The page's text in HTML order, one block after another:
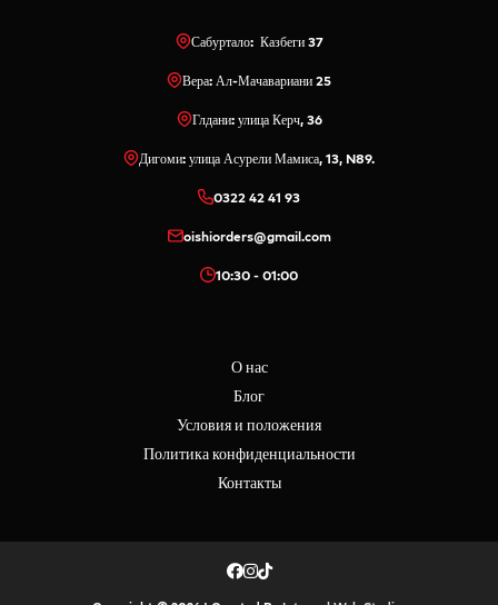
Сабуртало: Казбеги 37
Вера: Ал-Мачавариани 25
Глдани: улица Керч, 36
Дигоми: улица Асурели Мамиса, 13, N89.
0322 42 41 93
oishiorders@gmail.com
10:30 - 01:00
О нас
Блог
Условия и положения
Политика конфиденциальности
Контакты